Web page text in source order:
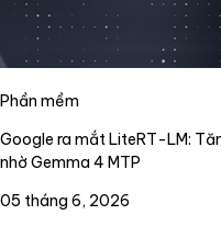
Phần mềm
Google ra mắt LiteRT-LM:
nhờ Gemma 4 MTP
05 tháng 6, 2026